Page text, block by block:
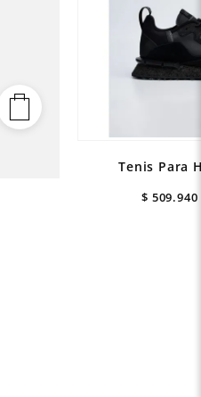
Tenis Para
$ 509.940